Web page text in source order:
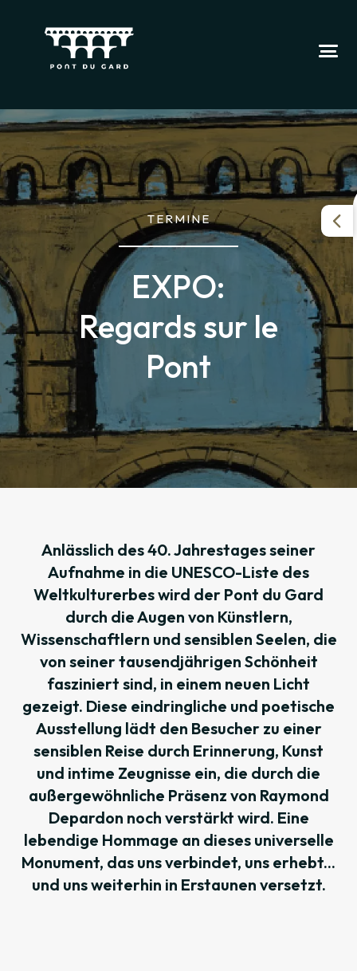
TERMINE
EXPO:
Regards sur le
Pont
Anlässlich des 40. Jahrestages seiner
Aufnahme in die UNESCO-Liste des
Weltkulturerbes wird der Pont du Gard
durch die Augen von Künstlern,
Wissenschaftlern und sensiblen Seelen, die
von seiner tausendjährigen Schönheit
fasziniert sind, in einem neuen Licht
gezeigt. Diese eindringliche und poetische
Ausstellung lädt den Besucher zu einer
sensiblen Reise durch Erinnerung, Kunst
und intime Zeugnisse ein, die durch die
außergewöhnliche Präsenz von Raymond
Depardon noch verstärkt wird. Eine
lebendige Hommage an dieses universelle
Monument, das uns verbindet, uns erhebt...
und uns weiterhin in Erstaunen versetzt.